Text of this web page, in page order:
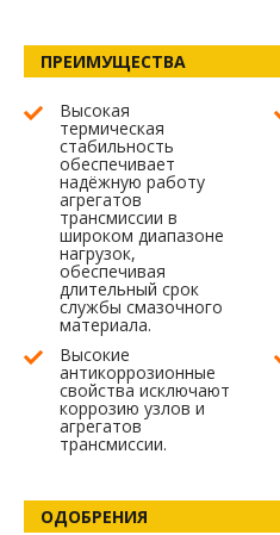
ПРЕИМУЩЕСТВА
Высокая
термическая
стабильность
обеспечивает
надёжную работу
агрегатов
трансмиссии в
широком диапазоне
нагрузок,
обеспечивая
длительный срок
службы смазочного
материала.
Высокие
антикоррозионные
свойства исключают
коррозию узлов и
агрегатов
трансмиссии.
ОДОБРЕНИЯ